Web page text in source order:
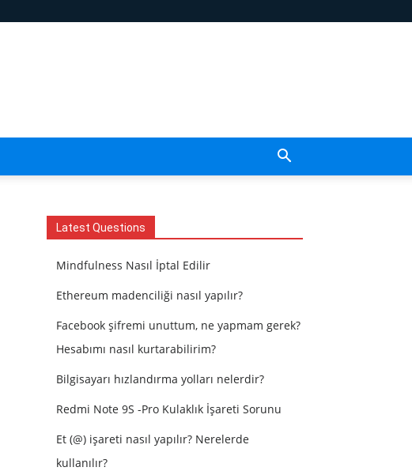
Latest Questions
Mindfulness Nasıl İptal Edilir
Ethereum madenciliği nasıl yapılır?
Facebook şifremi unuttum, ne yapmam gerek?
Hesabımı nasıl kurtarabilirim?
Bilgisayarı hızlandırma yolları nelerdir?
Redmi Note 9S -Pro Kulaklık İşareti Sorunu
Et (@) işareti nasıl yapılır? Nerelerde
kullanılır?